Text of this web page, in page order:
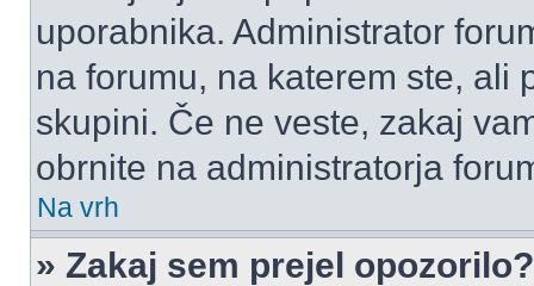
uporabnika. Administrator
na forumu, na katerem ste, ali
skupini. Če ne veste, zakaj
obrnite na administratorja
Na vrh
» Zakaj sem prejel opozorilo?